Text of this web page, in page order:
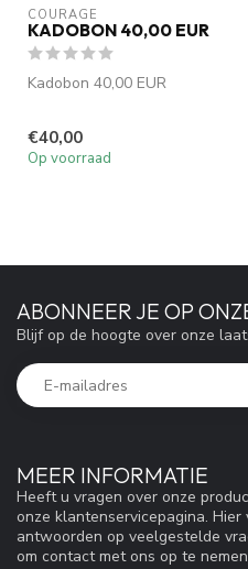
COURAGE
KADOBON 40,00 EUR
Kadobon 40,00 EUR
€40,00
Op voorraad
MEER INFORMATIE
Heeft u vragen over onze
onze klantenservicepagina.
antwoorden op veelgestelde
om contact met ons op te
ABONNEER JE OP
Blijf op de hoogte over onze